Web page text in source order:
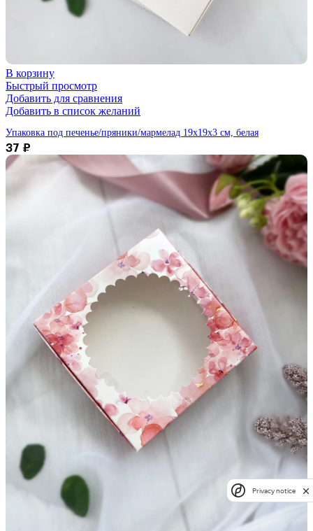
В корзину
Быстрый просмотр
Добавить для сравнения
Добавить в список желаний
Упаковка под печенье/пряники/мармелад 19х19х3 см, белая
37 ₽
Privacy notice